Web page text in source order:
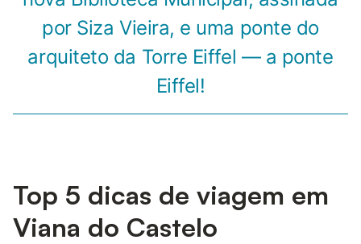
por Siza Vieira, e uma ponte do
arquiteto da Torre Eiffel — a ponte
Eiffel!
Top 5 dicas de viagem em
Viana do Castelo